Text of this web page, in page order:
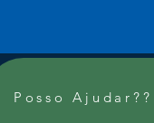
Posso Ajudar??